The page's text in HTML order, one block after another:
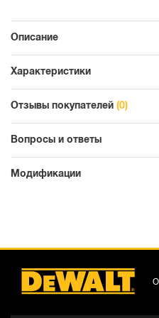
Описание
Характеристики
Отзывы покупателей (0)
Вопросы и ответы
Модификации
Аккумулятор DEWALT POWERSTACK